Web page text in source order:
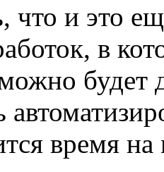
что и это
в
будет
время